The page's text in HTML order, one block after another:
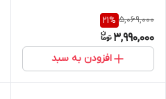
5,069,000
21%
3,990,000
افزودن به سبد